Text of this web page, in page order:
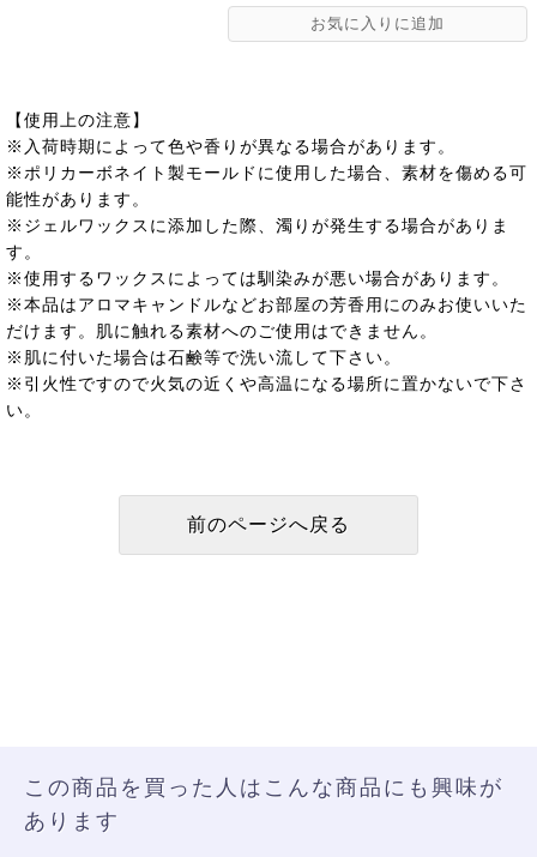
【使用上の注意】
※入荷時期によって色や香りが異なる場合があります。
※ポリカーボネイト製モールドに使用した場合、素材を傷める可
能性があります。
※ジェルワックスに添加した際、濁りが発生する場合がありま
す。
※使用するワックスによっては馴染みが悪い場合があります。
※本品はアロマキャンドルなどお部屋の芳香用にのみお使いいた
だけます。肌に触れる素材へのご使用はできません。
※肌に付いた場合は石鹸等で洗い流して下さい。
※引火性ですので火気の近くや高温になる場所に置かないで下さ
い。
この商品を買った人はこんな商品にも興味が
あります